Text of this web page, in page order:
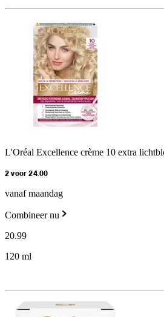
L'Oréal Excellence crème 10 extra
2 voor 24.00
vanaf maandag
Combineer nu
20.99
120 ml